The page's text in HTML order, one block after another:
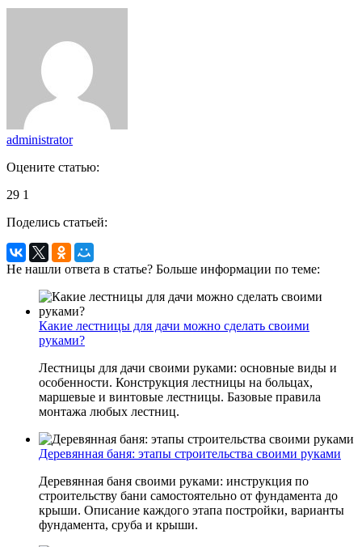
administrator
Оцените статью:
29 1
Поделись статьей:
Не нашли ответа в статье? Больше информации по теме:
Какие лестницы для дачи можно сделать своими
руками?
Лестницы для дачи своими руками: основные виды и
особенности. Конструкция лестницы на больцах,
маршевые и винтовые лестницы. Базовые правила
монтажа любых лестниц.
Деревянная баня: этапы строительства своими руками
Деревянная баня своими руками: инструкция по
строительству бани самостоятельно от фундамента до
крыши. Описание каждого этапа постройки, варианты
фундамента, сруба и крыши.